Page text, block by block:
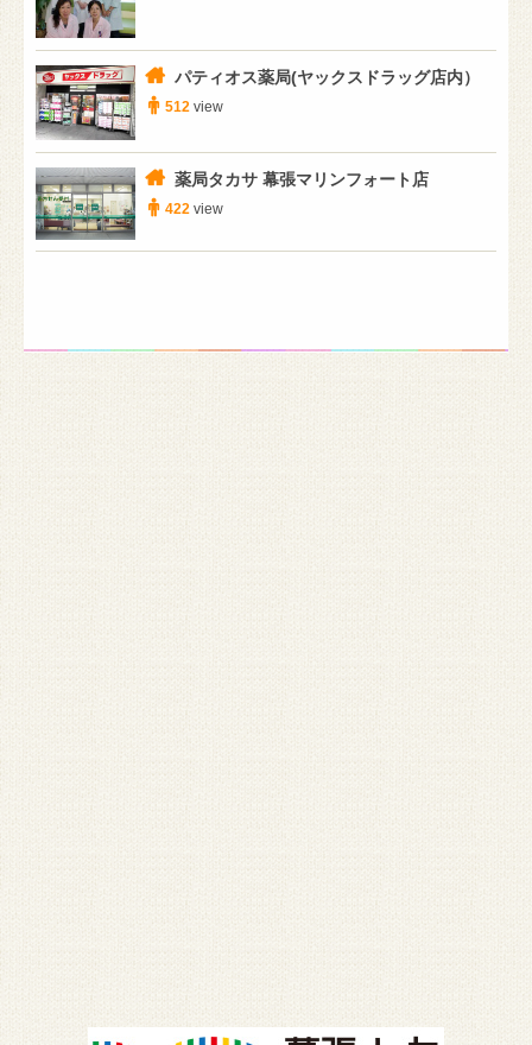
パティオス薬局(ヤックスドラッグ店内）
512 view
薬局タカサ 幕張マリンフォート店
422 view